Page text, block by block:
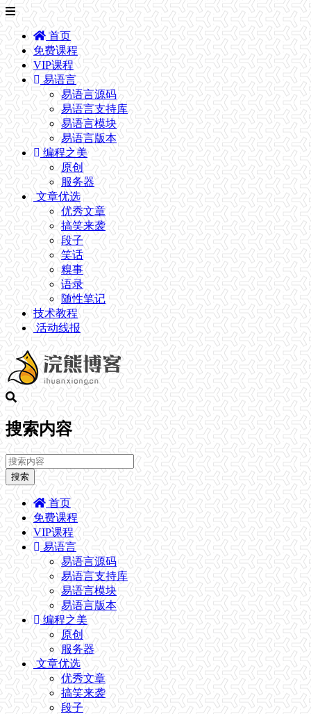
首页
免费课程
VIP课程
易语言
易语言源码
易语言支持库
易语言模块
易语言版本
编程之美
原创
服务器
文章优选
优秀文章
搞笑来袭
段子
笑话
糗事
语录
随性笔记
技术教程
活动线报
搜索内容
搜索
首页
免费课程
VIP课程
易语言
易语言源码
易语言支持库
易语言模块
易语言版本
编程之美
原创
服务器
文章优选
优秀文章
搞笑来袭
段子